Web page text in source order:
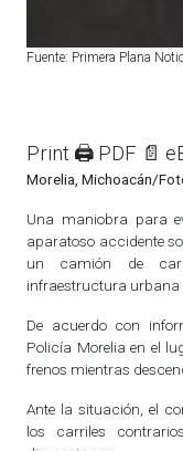
Fuente: Primera Plana
Print 🖨 PDF 📄
Morelia, Michoacán/
Una maniobra para
aparatoso accidente
un camión de
infraestructura urbana
De acuerdo con
Policía Morelia en el
frenos mientras
Ante la situación, el
los carriles